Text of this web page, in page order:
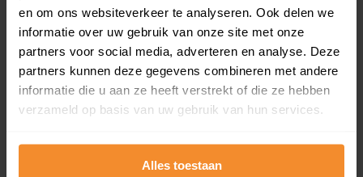
en om ons websiteverkeer te analyseren. Ook delen we
informatie over uw gebruik van onze site met onze
partners voor social media, adverteren en analyse. Deze
partners kunnen deze gegevens combineren met andere
informatie die u aan ze heeft verstrekt of die ze hebben
verzameld op basis van uw gebruik van hun services.
Alles toestaan
Bekijk product
Direct leverbaar